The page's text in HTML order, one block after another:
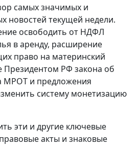
самых значимых и
новостей текущей недели.
освободить от НДФЛ
в аренду, расширение
право на материнский
Президентом РФ закона об
МРОТ и предложения
систему монетизацию
эти и другие ключевые
акты и знаковые